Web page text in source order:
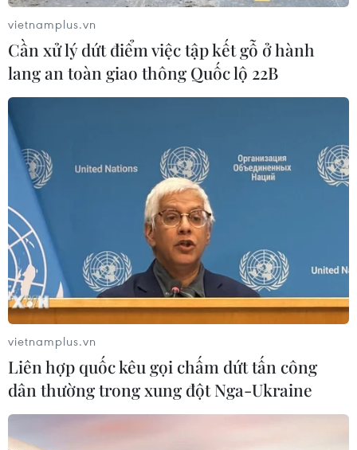
Một chặng đường khối đại đoàn kết toàn
dân tộc và kết quả công tác mặt trận
16/10/2024 08:56
Với 385 bức ảnh (gồm 70 pano ảnh) được trưng bày,
triển lãm ảnh đã khắc họa những hình ảnh nổi bật trong
hoạt động của Mặt trận Tổ quốc Việt Nam các cấp, các
tổ chức thành viên nhiệm kỳ 2019 - 2024.
vietnamplus.vn
Cần xử lý dứt điểm việc tập kết gỗ ở hành
lang an toàn giao thông Quốc lộ 22B
vietnamplus.vn
Liên hợp quốc kêu gọi chấm dứt tấn công
dân thường trong xung đột Nga-Ukraine